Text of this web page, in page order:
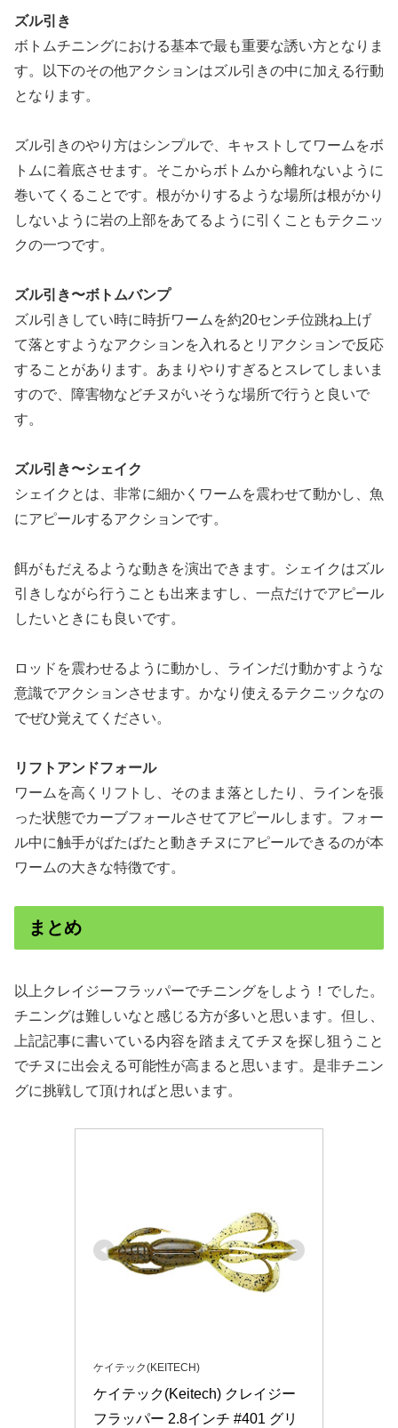
ズル引き
ボトムチニングにおける基本で最も重要な誘い方となりま
す。以下のその他アクションはズル引きの中に加える行動
となります。
ズル引きのやり方はシンプルで、キャストしてワームをボ
トムに着底させます。そこからボトムから離れないように
巻いてくることです。根がかりするような場所は根がかり
しないように岩の上部をあてるように引くこともテクニッ
クの一つです。
ズル引き〜ボトムバンプ
ズル引きしてい時に時折ワームを約20センチ位跳ね上げ
て落とすようなアクションを入れるとリアクションで反応
することがあります。あまりやりすぎるとスレてしまいま
すので、障害物などチヌがいそうな場所で行うと良いで
す。
ズル引き〜シェイク
シェイクとは、非常に細かくワームを震わせて動かし、魚
にアピールするアクションです。
餌がもだえるような動きを演出できます。シェイクはズル
引きしながら行うことも出来ますし、一点だけでアピール
したいときにも良いです。
ロッドを震わせるように動かし、ラインだけ動かすような
意識でアクションさせます。かなり使えるテクニックなの
でぜひ覚えてください。
リフトアンドフォール
ワームを高くリフトし、そのまま落としたり、ラインを張
った状態でカーブフォールさせてアピールします。フォー
ル中に触手がばたばたと動きチヌにアピールできるのが本
ワームの大きな特徴です。
まとめ
以上クレイジーフラッパーでチニングをしよう！でした。
チニングは難しいなと感じる方が多いと思います。但し、
上記記事に書いている内容を踏まえてチヌを探し狙うこと
でチヌに出会える可能性が高まると思います。是非チニン
グに挑戦して頂ければと思います。
ケイテック(KEITECH)
ケイテック(Keitech) クレイジー
フラッパー 2.8インチ #401 グリ